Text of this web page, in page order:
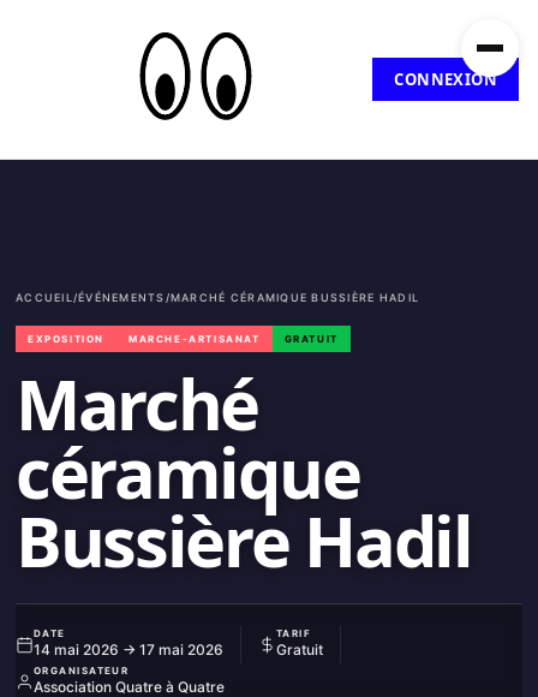
CONNEXION
ACCUEIL /ÉVÉNEMENTS/MARCHÉ CÉRAMIQUE BUSSIÈRE HADIL
EXPOSITION MARCHE-ARTISANAT GRATUIT
Marché
céramique
Bussière Hadil
DATE
14 mai 2026 → 17 mai 2026
TARIF
Gratuit
ORGANISATEUR
Association Quatre à Quatre